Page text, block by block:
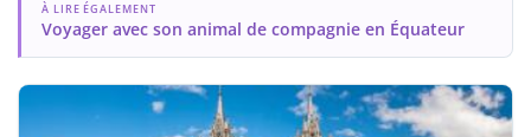
À LIRE ÉGALEMENT
Voyager avec son animal de compagnie en Équateur